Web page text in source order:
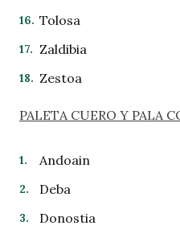
Tolosa
Zaldibia
Zestoa
PALETA CUERO Y PALA
Andoain
Deba
Donostia